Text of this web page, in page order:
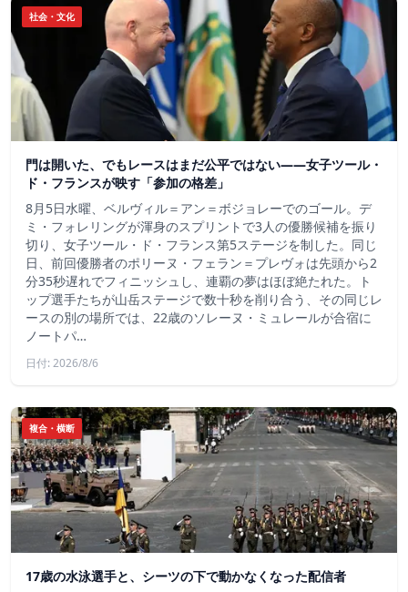
社会・文化
門は開いた、でもレースはまだ公平ではない――女子ツール・
ド・フランスが映す「参加の格差」
8月5日水曜、ベルヴィル＝アン＝ボジョレーでのゴール。デ
ミ・フォレリングが渾身のスプリントで3人の優勝候補を振り
切り、女子ツール・ド・フランス第5ステージを制した。同じ
日、前回優勝者のポリーヌ・フェラン＝プレヴォは先頭から2
分35秒遅れでフィニッシュし、連覇の夢はほぼ絶たれた。ト
ップ選手たちが山岳ステージで数十秒を削り合う、その同じレ
ースの別の場所では、22歳のソレーヌ・ミュレールが合宿に
ノートパ…
日付: 2026/8/6
複合・横断
17歳の水泳選手と、シーツの下で動かなくなった配信者